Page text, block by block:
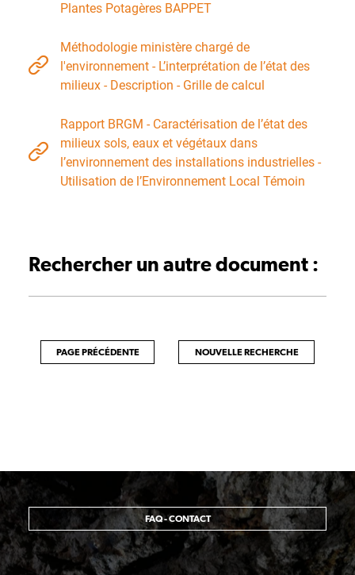
Plantes Potagères BAPPET
Méthodologie ministère chargé de
l'environnement - L’interprétation de l’état des
milieux - Description - Grille de calcul
Rapport BRGM - Caractérisation de l’état des
milieux sols, eaux et végétaux dans
l’environnement des installations industrielles -
Utilisation de l’Environnement Local Témoin
Rechercher un autre document :
PAGE PRÉCÉDENTE NOUVELLE RECHERCHE
FAQ - CONTACT